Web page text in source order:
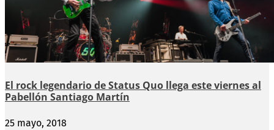
El rock legendario de Status Quo llega este viernes al
Pabellón Santiago Martín
25 mayo, 2018